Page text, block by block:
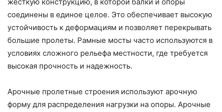
соединены в единое целое. Это обеспечивает высокую
устойчивость к деформациям и позволяет перекрывать
большие пролеты. Рамные мосты часто используются в
условиях сложного рельефа местности, где требуется
высокая прочность и надежность.
Арочные пролетные строения используют арочную
форму для распределения нагрузки на опоры. Арочные